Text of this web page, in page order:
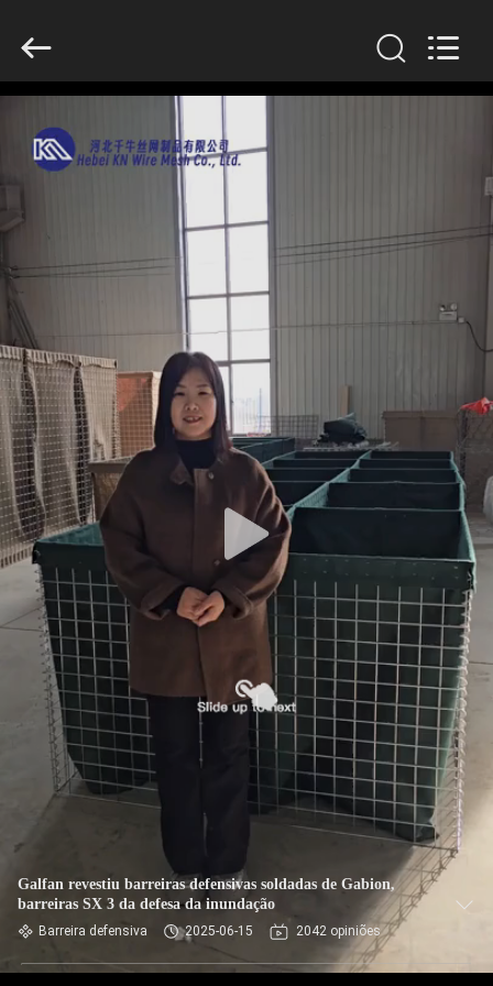
PRODUTOS
SOBRE
NÓS
VISITA
À
FÁBRICA
CONTROLE
DE
QUALIDADE
CONTACTE-
NOS
NOTÍCIAS
SOLICITE UM
ORÇAMENTO
MAPA
DO
Ltd..
Rights
Reserved.
Galfan revestiu barreiras defensivas soldadas de Gabion,
barreiras SX 3 da defesa da inundação
Barreira defensiva 2025-06-15 2042 opiniões